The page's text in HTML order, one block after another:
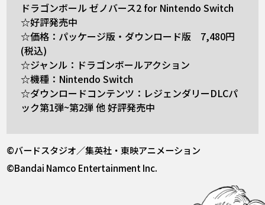
ドラゴンボール ゼノバース2 for Nintendo Switch
☆好評発売中
☆価格：パッケージ版・ダウンロード版 7,480円
(税込)
☆ジャンル：ドラゴンボールアクション
☆機種：Nintendo Switch
☆ダウンロードコンテンツ：レジェンダリーDLCパ
ック第1弾~第2弾 他 好評発売中
©バードスタジオ／集英社・東映アニメーション
©Bandai Namco Entertainment Inc.